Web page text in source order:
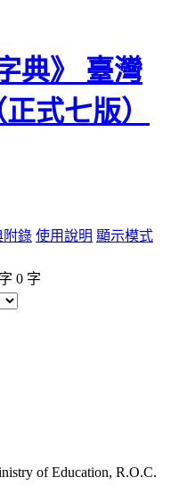
附錄 使用說明 顯示模式
0 字
of Education, R.O.C.